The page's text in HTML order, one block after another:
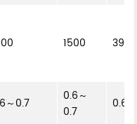
1500 3920
～0.7
0.6～
0.7
0.6